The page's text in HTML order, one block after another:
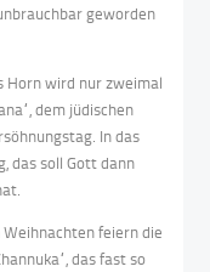
geworden
Horn wird nur zweimal
dem jüdischen
In das
das soll Gott dann
feiern die
das fast so